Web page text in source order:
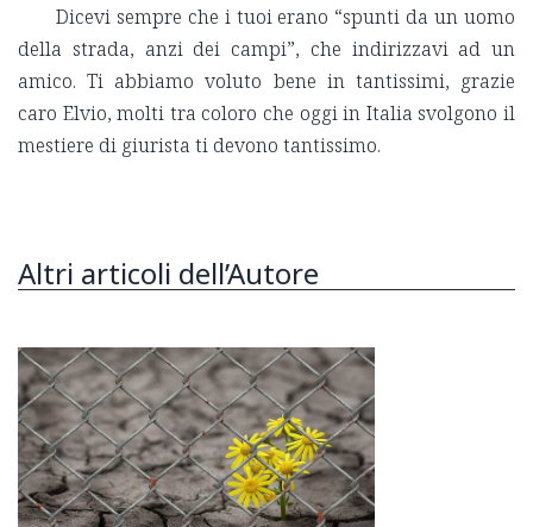
Dicevi sempre che i tuoi erano “spunti da un uomo
della strada, anzi dei campi”, che indirizzavi ad un
amico. Ti abbiamo voluto bene in tantissimi, grazie
caro Elvio, molti tra coloro che oggi in Italia svolgono il
mestiere di giurista ti devono tantissimo.
Altri articoli dell’Autore